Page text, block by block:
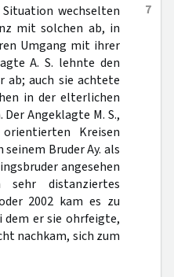
7
wechselten
mit solchen ab, in
Umgang mit ihrer
A. S. lehnte den
ab; auch sie achtete
in der elterlichen
Angeklagte M. S.,
Kreisen
Bruder Ay. als
angesehen
distanziertes
2002 kam es zu
dem er sie ohrfeigte,
nachkam, sich zum